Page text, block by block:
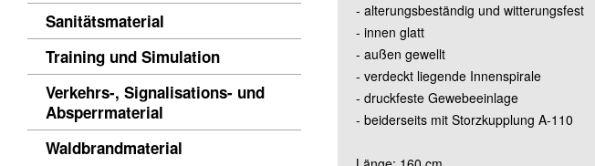
Sanitätsmaterial
Training und Simulation
Verkehrs-, Signalisations- und
Absperrmaterial
Waldbrandmaterial
- alterungsbeständig und witterungsfest
- innen glatt
- außen gewellt
- verdeckt liegende Innenspirale
- druckfeste Gewebeeinlage
- beiderseits mit Storzkupplung A-110